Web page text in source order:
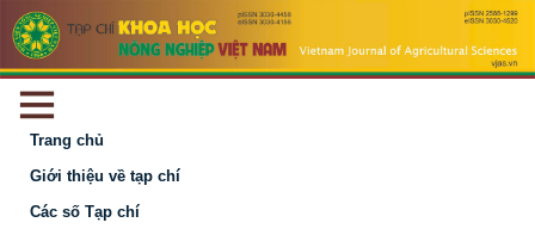
Trang chủ
Giới thiệu về tạp chí
Các số Tạp chí